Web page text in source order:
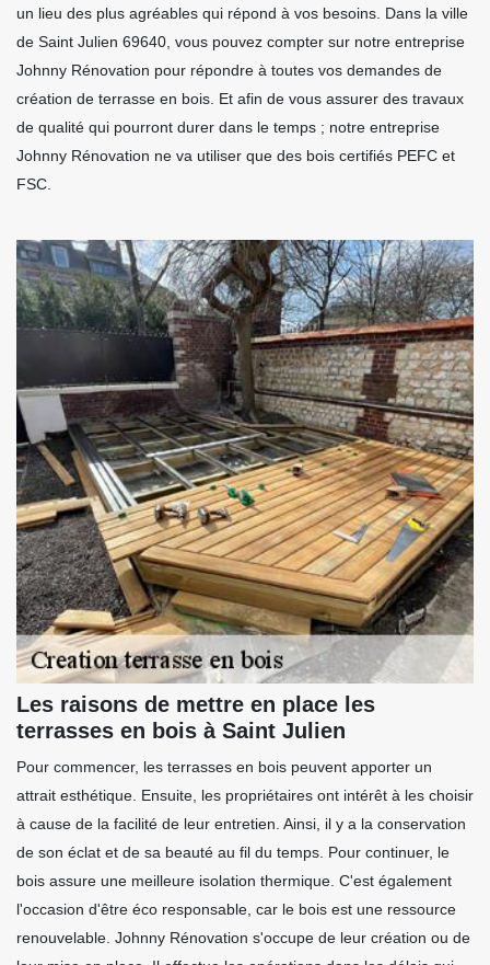
un lieu des plus agréables qui répond à vos besoins. Dans la ville
de Saint Julien 69640, vous pouvez compter sur notre entreprise
Johnny Rénovation pour répondre à toutes vos demandes de
création de terrasse en bois. Et afin de vous assurer des travaux
de qualité qui pourront durer dans le temps ; notre entreprise
Johnny Rénovation ne va utiliser que des bois certifiés PEFC et
FSC.
Les raisons de mettre en place les
terrasses en bois à Saint Julien
Pour commencer, les terrasses en bois peuvent apporter un
attrait esthétique. Ensuite, les propriétaires ont intérêt à les choisir
à cause de la facilité de leur entretien. Ainsi, il y a la conservation
de son éclat et de sa beauté au fil du temps. Pour continuer, le
bois assure une meilleure isolation thermique. C'est également
l'occasion d'être éco responsable, car le bois est une ressource
renouvelable. Johnny Rénovation s'occupe de leur création ou de